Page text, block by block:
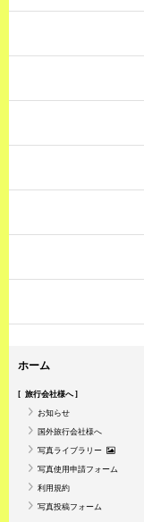
ホーム
旅行会社様へ
お知らせ
国外旅行会社様へ
写真ライブラリー
写真使用申請フォーム
利用規約
写真投稿フォーム